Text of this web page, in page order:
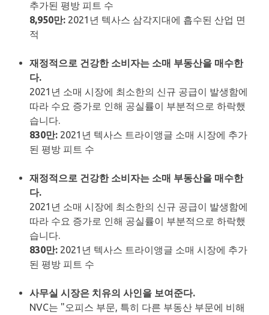
추가된 평방 피트 수
8,950만: 2021년 텍사스 삼각지대에 흡수된 산업 면
적
재정적으로 건강한 소비자는 소매 부동산을 매수한
다.
2021년 소매 시장에 최소한의 신규 공급이 발생함에
따라 수요 증가로 인해 공실률이 부분적으로 하락했
습니다.
830만: 2021년 텍사스 트라이앵글 소매 시장에 추가
된 평방 피트 수
재정적으로 건강한 소비자는 소매 부동산을 매수한
다.
2021년 소매 시장에 최소한의 신규 공급이 발생함에
따라 수요 증가로 인해 공실률이 부분적으로 하락했
습니다.
830만: 2021년 텍사스 트라이앵글 소매 시장에 추가
된 평방 피트 수
사무실 시장은 치유의 사인을 보여준다.
NVC는 "오피스 부문, 특히 다른 부동산 부문에 비해